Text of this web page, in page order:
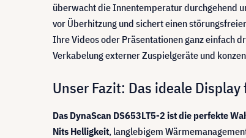
überwacht die Innentemperatur durchgehend
vor Überhitzung und sichert einen
Ihre Videos oder Präsentationen ganz einfach
Verkabelung externer Zuspielgeräte und
Unser Fazit: Das ideale
Das DynaScan DS653LT5-2 ist die perfekte
Nits Helligkeit, langlebigem